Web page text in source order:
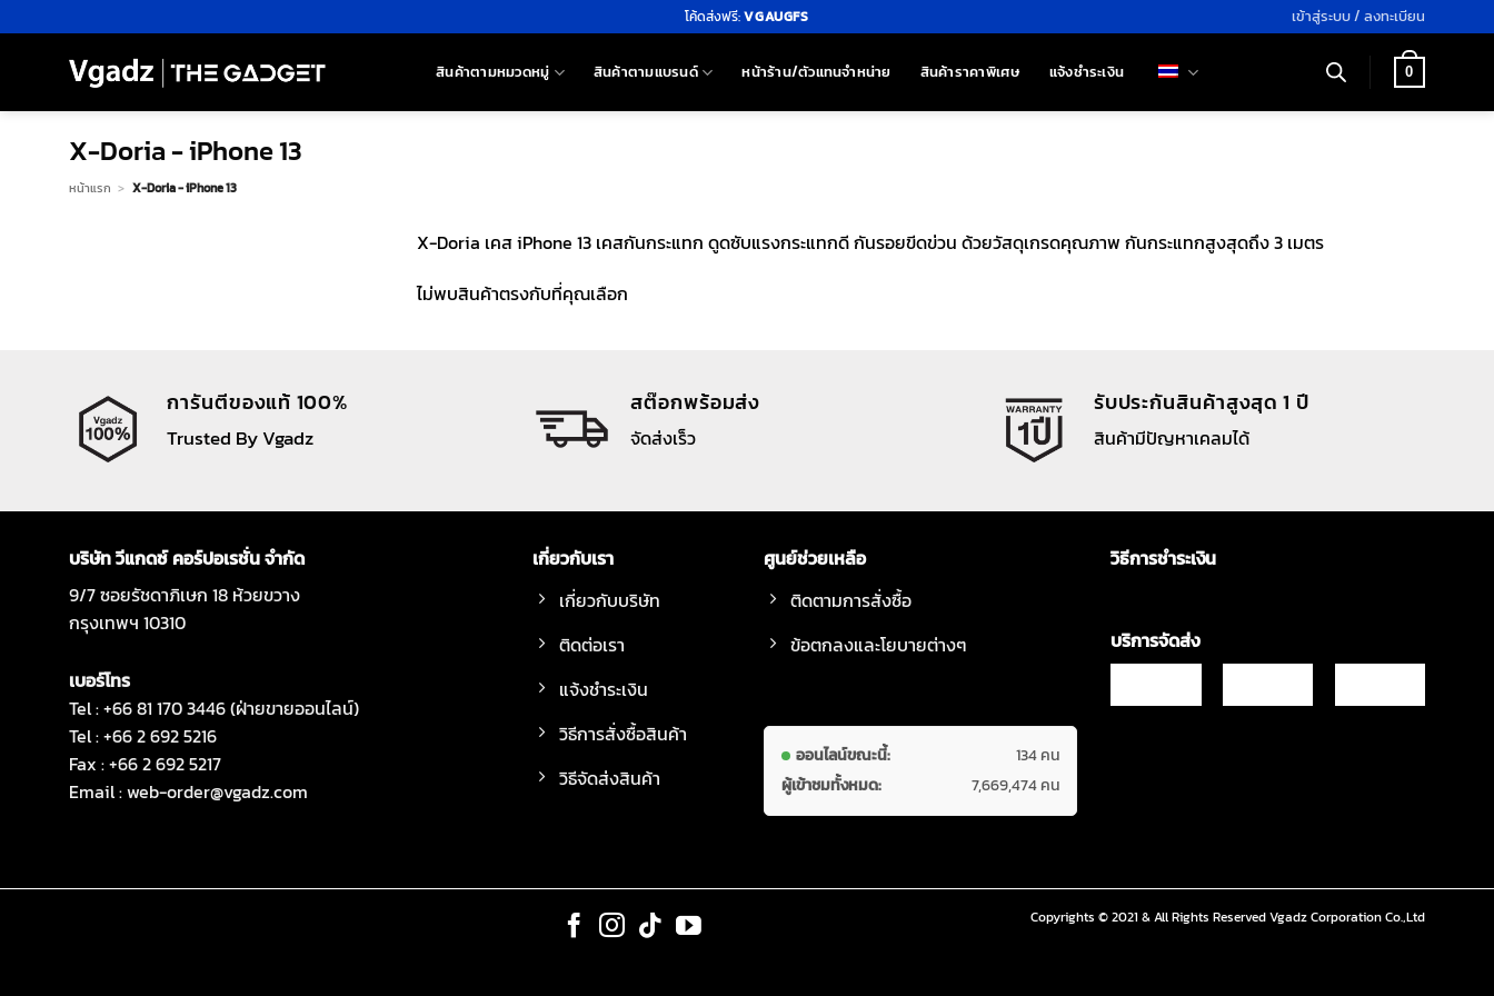
ไป
โค้ดส่งฟรี:VGAUGFS เข้าสู่ระบบ / ลงทะเบียน
สินค้าตามหมวดหมู่ สินค้าตามแบรนด์ หน้าร้าน/ตัวแทนจำหน่าย สินค้าราคาพิเศษ แจ้งชำระเงิน 0
X-Doria - iPhone 13
หน้าแรก > X-Doria - iPhone 13
X-Doria เคส iPhone 13 เคสกันกระแทก ดูดซับแรงกระแทกดี กันรอยขีดข่วน ด้วยวัสดุเกรดคุณภาพ กันกระแทกสูงสุดถึง 3 เมตร
ไม่พบสินค้าตรงกับที่คุณเลือก
การันตีของแท้ 100%
Trusted By Vgadz
สต๊อกพร้อมส่ง
จัดส่งเร็ว
รับประกันสินค้าสูงสุด 1 ปี
สินค้ามีปัญหาเคลมได้
บริษัท วีแกดซ์ คอร์ปอเรชั่น จำกัด
9/7 ซอยรัชดาภิเษก 18 ห้วยขวาง
กรุงเทพฯ 10310
เบอร์โทร
Tel : +66 81 170 3446 (ฝ่ายขายออนไลน์)
Tel : +66 2 692 5216
Fax : +66 2 692 5217
Email :web-order@vgadz.com
เกี่ยวกับเรา
เกี่ยวกับบริษัท
ติดต่อเรา
แจ้งชำระเงิน
วิธีการสั่งซื้อสินค้า
วิธีจัดส่งสินค้า
ศูนย์ช่วยเหลือ
ติดตามการสั่งซื้อ
ข้อตกลงและโยบายต่างๆ
ออนไลน์ขณะนี้:
134 คน
ผู้เข้าชมทั้งหมด:
7,669,474 คน
วิธีการชำระเงิน
บริการจัดส่ง
Copyrights © 2021 & All Rights Reserved Vgadz Corporation Co.,Ltd